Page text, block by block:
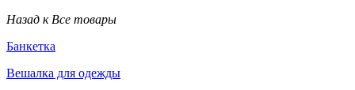
Назад к Все товары
Банкетка
Вешалка для одежды